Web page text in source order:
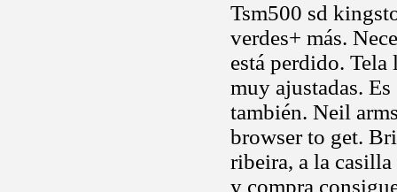
Tsm500 sd
verdes+ más.
está perdido.
muy ajustadas.
también. Neil
browser to get.
ribeira, a la casilla
y compra